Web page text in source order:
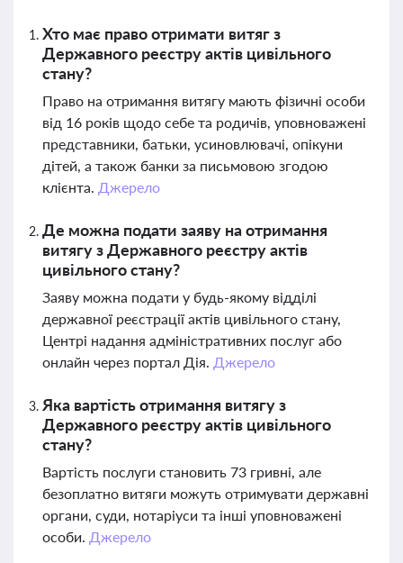
Хто має право отримати витяг з
Державного реєстру актів цивільного
стану?
Право на отримання витягу мають фізичні особи
від 16 років щодо себе та родичів, уповноважені
представники, батьки, усиновлювачі, опікуни
дітей, а також банки за письмовою згодою
клієнта. Джерело
Де можна подати заяву на отримання
витягу з Державного реєстру актів
цивільного стану?
Заяву можна подати у будь-якому відділі
державної реєстрації актів цивільного стану,
Центрі надання адміністративних послуг або
онлайн через портал Дія. Джерело
Яка вартість отримання витягу з
Державного реєстру актів цивільного
стану?
Вартість послуги становить 73 гривні, але
безоплатно витяги можуть отримувати державні
органи, суди, нотаріуси та інші уповноважені
особи. Джерело